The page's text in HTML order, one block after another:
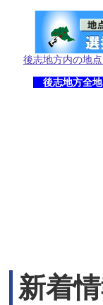
後志地方内の地
後志地方全
新着